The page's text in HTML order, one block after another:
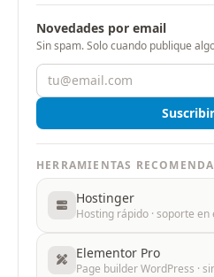
Novedades por email
Sin spam. Solo cuando publique
HERRAMIENTAS
Hostinger
Hosting rápido · soporte en
Elementor Pro
Page builder WordPress ·